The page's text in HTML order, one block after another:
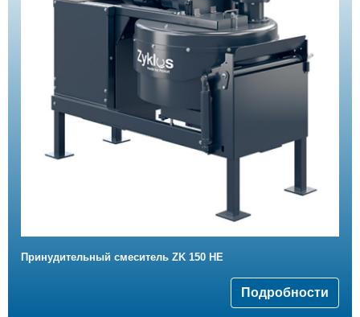
Принудительный смеситель ZK 150 HE
Подробности